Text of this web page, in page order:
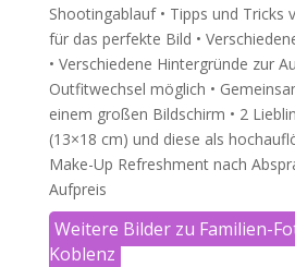
Shootingablauf • Tipps und
für das perfekte Bild •
• Verschiedene Hintergründe zur
Outfitwechsel möglich •
einem großen Bildschirm • 2
(13×18 cm) und diese als
Make-Up Refreshment nach
Aufpreis
Weitere Bilder zu Familien-
Koblenz